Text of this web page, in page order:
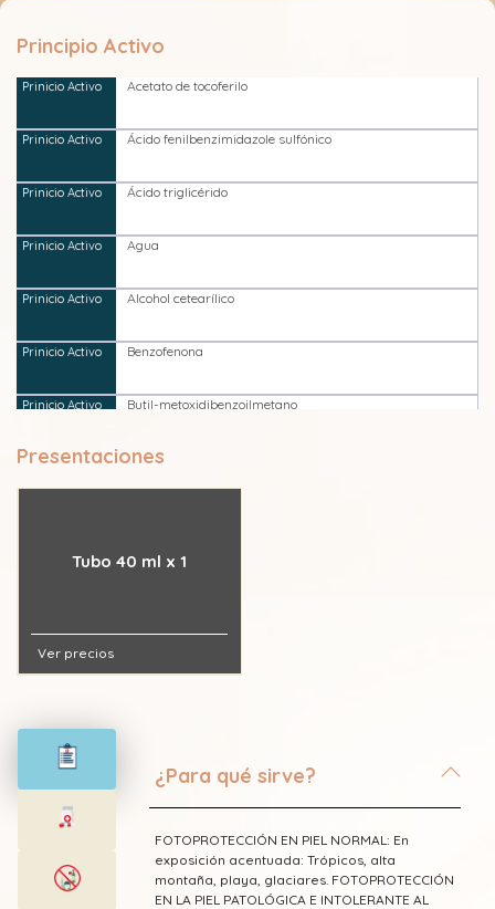
Principio Activo
Acetato de tocoferilo
Ácido fenilbenzimidazole sulfónico
Ácido triglicérido
Agua
Alcohol cetearílico
Benzofenona
Butil-metoxidibenzoilmetano
Butilenglicol
Ciclopentasiloxano
D-cimen-5-DI
Dimeticona
Presentaciones
Tubo 40 ml x 1
Ver precios
¿Para qué sirve?
FOTOPROTECCIÓN EN PIEL NORMAL: En
exposición acentuada: Trópicos, alta
montaña, playa, glaciares. FOTOPROTECCIÓN
EN LA PIEL PATOLÓGICA E INTOLERANTE AL